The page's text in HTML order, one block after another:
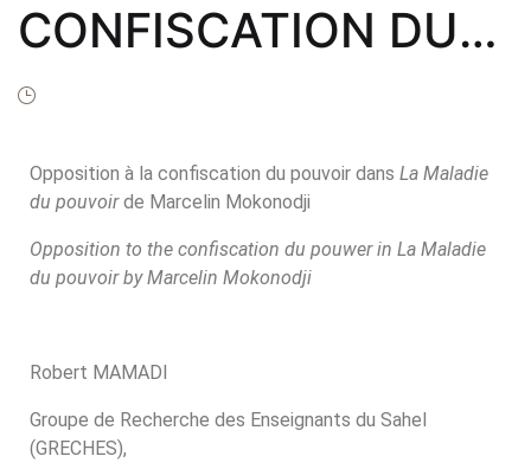
Politique de
Licence
CONFISCATION DU
POUVOIR
Opposition à la confiscation du pouvoir dans La Maladie
du pouvoirde Marcelin Mokonodji
Opposition to the confiscation du pouwer in La Maladie
du pouvoir by Marcelin Mokonodji
Robert MAMADI
Groupe de Recherche des Enseignants du Sahel
(GRECHES),